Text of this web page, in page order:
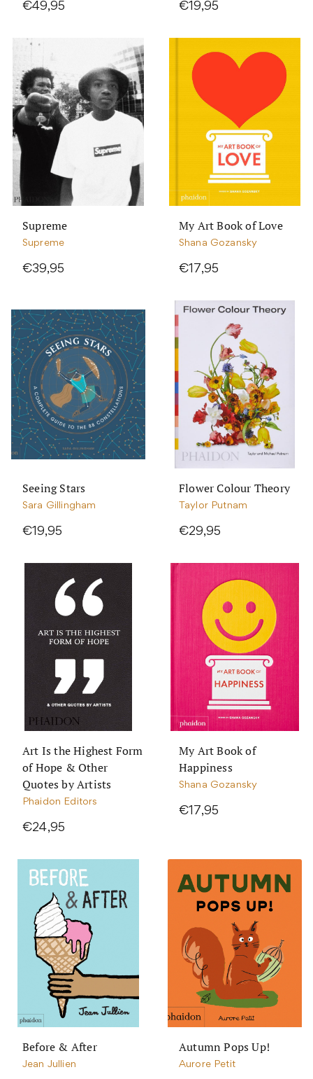
€49,95 €19,95
Supreme
Supreme
€39,95
My Art Book of Love
Shana Gozansky
€17,95
Seeing Stars
Sara Gillingham
€19,95
Flower Colour Theory
Taylor Putnam
€29,95
Art Is the Highest Form
of Hope & Other
Quotes by Artists
Phaidon Editors
€24,95
My Art Book of
Happiness
Shana Gozansky
€17,95
Before & After
Jean Jullien
Autumn Pops Up!
Aurore Petit